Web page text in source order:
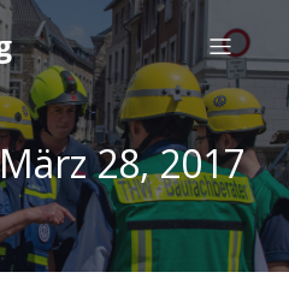
28, 2017